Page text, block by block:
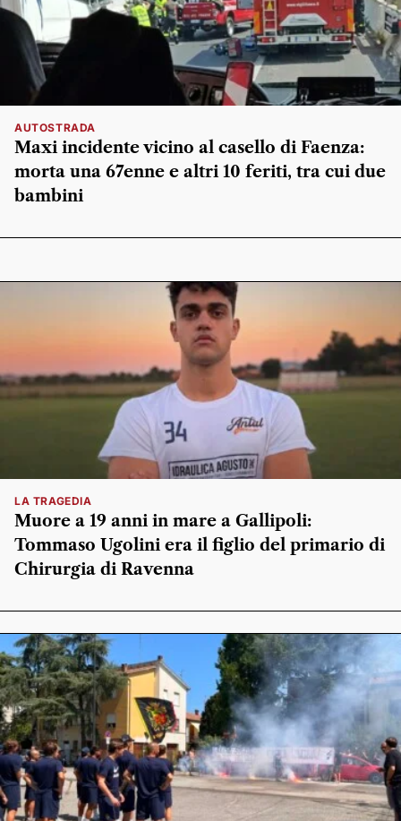
AUTOSTRADA
Maxi incidente vicino al casello di Faenza:
morta una 67enne e altri 10 feriti, tra cui due
bambini
LA TRAGEDIA
Muore a 19 anni in mare a Gallipoli:
Tommaso Ugolini era il figlio del primario di
Chirurgia di Ravenna